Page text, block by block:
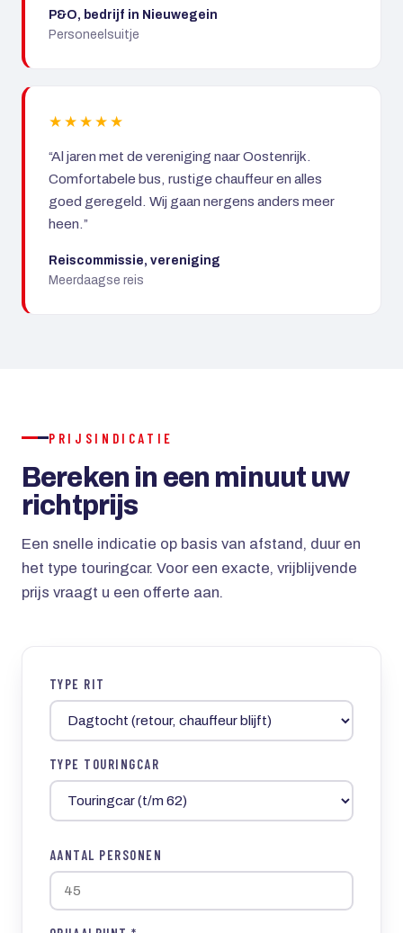
P&O, bedrijf in Nieuwegein
Personeelsuitje
★★★★★
“Al jaren met de vereniging naar Oostenrijk.
Comfortabele bus, rustige chauffeur en alles
goed geregeld. Wij gaan nergens anders meer
heen.”
Reiscommissie, vereniging
Meerdaagse reis
PRIJSINDICATIE
Bereken in een minuut uw
richtprijs
Een snelle indicatie op basis van afstand, duur en
het type touringcar. Voor een exacte, vrijblijvende
prijs vraagt u een offerte aan.
TYPE RIT
TYPE TOURINGCAR
AANTAL PERSONEN